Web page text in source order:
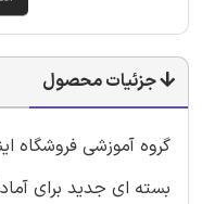
جزئیات محصول
گروه آموزشی فروشگاه
بسته ای جدید برای